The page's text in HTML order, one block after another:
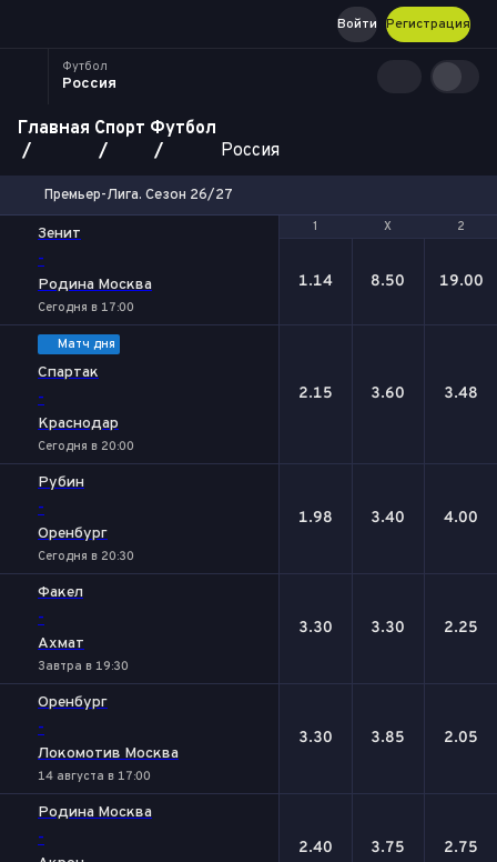
Регистрация
Войти
Футбол
Россия
Главная Спорт Футбол
Россия
Премьер-Лига. Сезон 26/27
1 Х 2
Зенит
-
Родина Москва
Сегодня в 17:00
1 Х 2
1.14 8.50 19.00
Матч дня
Спартак
-
Краснодар
Сегодня в 20:00
2.15 3.60 3.48
Рубин
-
Оренбург
Сегодня в 20:30
1.98 3.40 4.00
Факел
-
Ахмат
Завтра в 19:30
3.30 3.30 2.25
Оренбург
-
Локомотив Москва
14 августа в 17:00
3.30 3.85 2.05
Родина Москва
- 2.40 3.75 2.75